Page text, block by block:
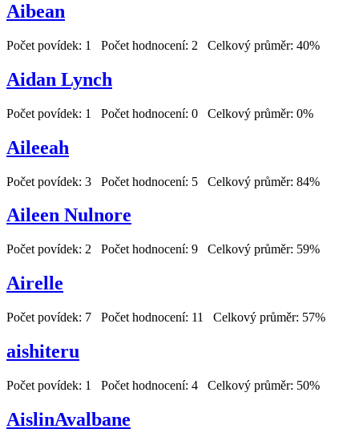
Aibean
Počet povídek: 1 Počet hodnocení: 2 Celkový průměr: 40%
Aidan Lynch
Počet povídek: 1 Počet hodnocení: 0 Celkový průměr: 0%
Aileeah
Počet povídek: 3 Počet hodnocení: 5 Celkový průměr: 84%
Aileen Nulnore
Počet povídek: 2 Počet hodnocení: 9 Celkový průměr: 59%
Airelle
Počet povídek: 7 Počet hodnocení: 11 Celkový průměr: 57%
aishiteru
Počet povídek: 1 Počet hodnocení: 4 Celkový průměr: 50%
AislinAvalbane